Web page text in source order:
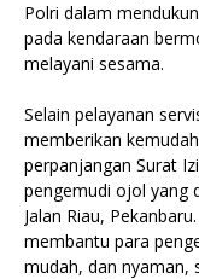
Polri dalam
pada kendaraan
melayani sesama.
Selain pelayanan
memberikan
perpanjangan Surat
pengemudi ojol yang
Jalan Riau,
membantu para
mudah, dan nyaman,